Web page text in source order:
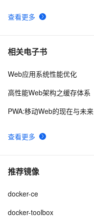
查看更多
相关电子书
查看更多
Web应用系统性能优化
高性能Web架构之缓存体系
PWA:移动Web的现在与未来
推荐镜像
docker-ce
docker-toolbox